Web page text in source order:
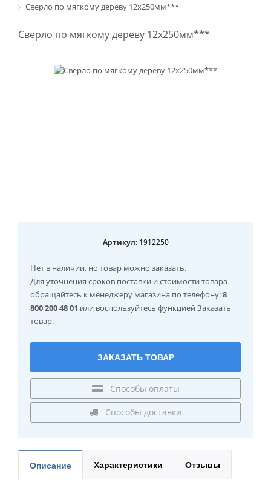
Сверло по мягкому дереву 12х250мм***
Сверло по мягкому дереву 12х250мм***
Артикул:1912250
Нет в наличии, но товар можно заказать.
Для уточнения сроков поставки и стоимости товара
обращайтесь к менеджеру магазина по телефону:8
800 200 48 01 или воспользуйтесь функцией Заказать
товар.
ЗАКАЗАТЬ ТОВАР
Способы оплаты
Способы доставки
Описание Характеристики Отзывы